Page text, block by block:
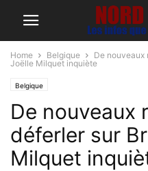
Home Belgique
De nouveaux
Joëlle Milquet inquiète
Belgique
De nouveaux
déferler sur
Milquet